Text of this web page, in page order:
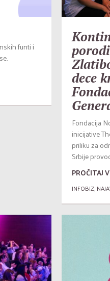
funti i
dece
Fondacija
inicijative
priliku za
Srbije
PROČITAJ
INFOBIZ,